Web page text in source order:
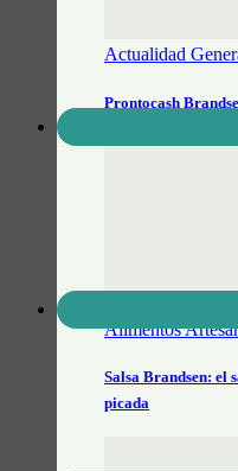
Actualidad
Prontocash
Alimentos
Salsa Brandsen: el
picada